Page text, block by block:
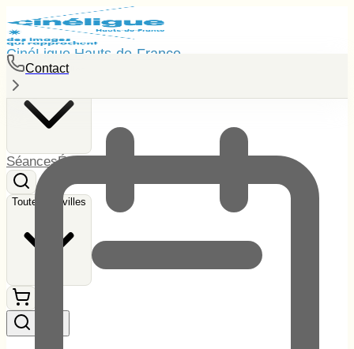
CinéLigue Hauts-de-France
Toutes les villes
SéancesÉvénements
Toutes les villes
Contact